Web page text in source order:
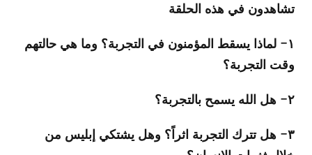
تشاهدون في هذه الحلقة
١- لماذا يسقط المؤمنون في التجربة؟ وما هي حالتهم
وقت التجربة؟
٢- هل الله يسمح بالتجربة؟
٣- هل تترك التجربة اثراً؟ وهل يشتكي إبليس من